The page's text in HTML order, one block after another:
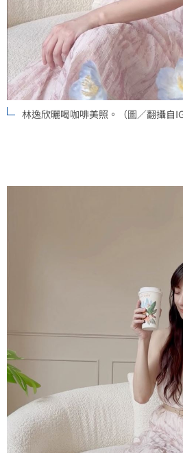
林逸欣曬喝咖啡美照。（圖／翻攝自